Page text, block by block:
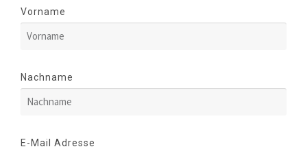
Vorname
Nachname
E-Mail Adresse